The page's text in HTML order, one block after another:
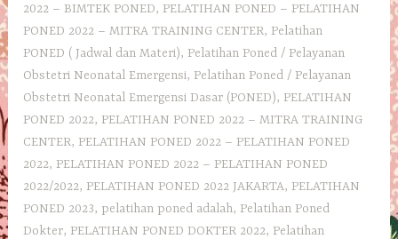
2022 – BIMTEK PONED, PELATIHAN PONED – PELATIHAN
PONED 2022 – MITRA TRAINING CENTER, Pelatihan
PONED ( Jadwal dan Materi), Pelatihan Poned / Pelayanan
Obstetri Neonatal Emergensi, Pelatihan Poned / Pelayanan
Obstetri Neonatal Emergensi Dasar (PONED), PELATIHAN
PONED 2022, PELATIHAN PONED 2022 – MITRA TRAINING
CENTER, PELATIHAN PONED 2022 – PELATIHAN PONED
2022, PELATIHAN PONED 2022 – PELATIHAN PONED
2022/2022, PELATIHAN PONED 2022 JAKARTA, PELATIHAN
PONED 2023, pelatihan poned adalah, Pelatihan Poned
Dokter, PELATIHAN PONED DOKTER 2022, Pelatihan